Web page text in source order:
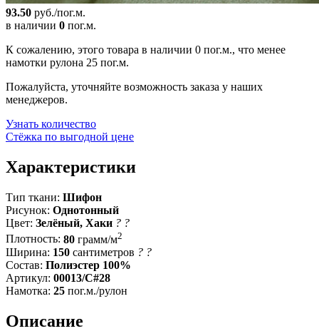
93.50 руб./пог.м.
в наличии 0 пог.м.
К сожалению, этого товара в наличии 0 пог.м., что менее
намотки рулона 25 пог.м.
Пожалуйста, уточняйте возможность заказа у наших
менеджеров.
Узнать количество
Стёжка по выгодной цене
Характеристики
Тип ткани: Шифон
Рисунок: Однотонный
Цвет: Зелёный, Хаки ? ?
Плотность: 80 грамм/м2
Ширина: 150 сантиметров ? ?
Состав: Полиэстер 100%
Артикул: 00013/C#28
Намотка: 25 пог.м./рулон
Описание